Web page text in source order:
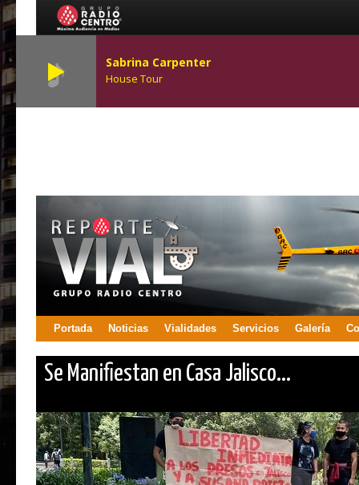
Sabrina Carpenter
House Tour
Portada Noticias Vialidades Servicios Galería
Se Manifiestan en Casa Jalisco...